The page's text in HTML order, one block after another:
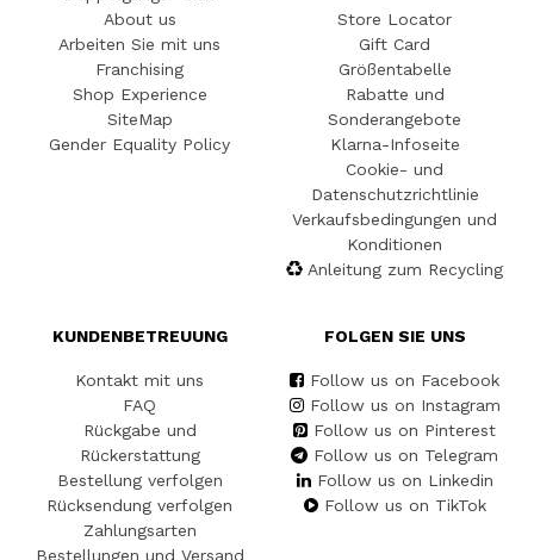
About us
Arbeiten Sie mit uns
Franchising
Shop Experience
SiteMap
Gender Equality Policy
Store Locator
Gift Card
Größentabelle
Rabatte und
Sonderangebote
Klarna-Infoseite
Cookie- und
Datenschutzrichtlinie
Verkaufsbedingungen und
Konditionen
Anleitung zum Recycling
KUNDENBETREUUNG
Kontakt mit uns
FAQ
Rückgabe und
Rückerstattung
Bestellung verfolgen
Rücksendung verfolgen
Zahlungsarten
Bestellungen und Versand
FOLGEN SIE UNS
Follow us on Facebook
Follow us on Instagram
Follow us on Pinterest
Follow us on Telegram
Follow us on Linkedin
Follow us on TikTok